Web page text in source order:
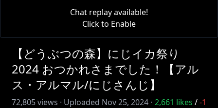
Chat replay available!
Click to Enable
【どうぶつの森】にじイカ祭り
2024 おつかれさまでした！【アル
ス・アルマル/にじさんじ】
72,805views · Uploaded Nov 25, 2024 · 2,661 likes /-1